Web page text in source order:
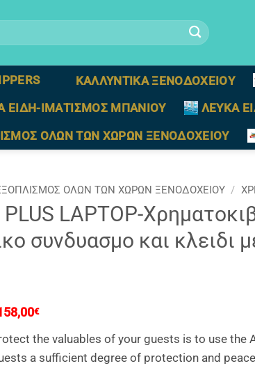
ΚΑΛΛΥΝΤΙΚΑ ΞΕΝΟΔΟΧΕΙΟΥ
ΕΙΔΗ-ΙΜΑΤΙΣΜΟΣ ΜΠΑΝΙΟΥ
ΛΕΥΚΑ
ΟΛΩΝ ΤΩΝ ΧΩΡΩΝ ΞΕΝΟΔΟΧΕΙΟΥ
ΟΛΩΝ ΤΩΝ ΧΩΡΩΝ ΞΕΝΟΔΟΧΕΙΟΥ /
PLUS LAPTOP-
συνδυασμο και κλειδι
€
the valuables of your guests is to use the
a sufficient degree of protection and